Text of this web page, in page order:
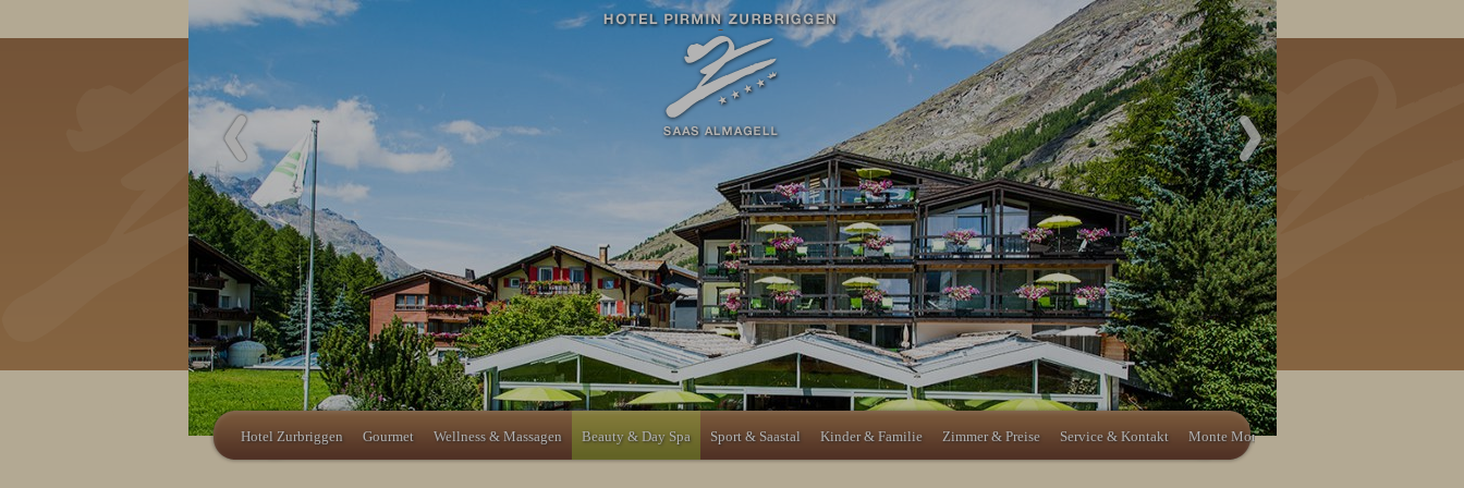
Hotel Zurbriggen Gourmet Wellness & Massagen Beauty & Day Spa Sport & Saastal Kinder & Familie Zimmer & Preise Service & Kontakt Monte Moro
Hier können Sie Ihre Aktionscodes